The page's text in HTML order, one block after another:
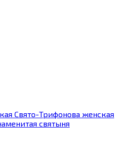
Свято-Трифонова женская
святыня